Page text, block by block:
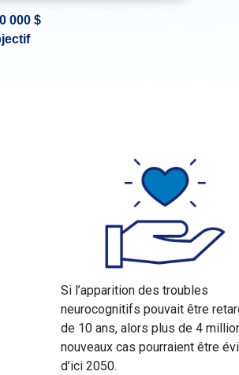
000 $
Si l’apparition des troubles
neurocognitifs pouvait être
de 10 ans, alors plus de 4
nouveaux cas pourraient être
d’ici 2050.